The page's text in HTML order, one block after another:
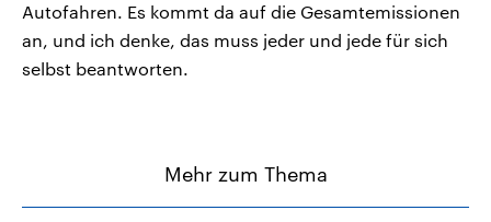
Autofahren. Es kommt da auf die Gesamtemissionen
an, und ich denke, das muss jeder und jede für sich
selbst beantworten.
Mehr zum Thema